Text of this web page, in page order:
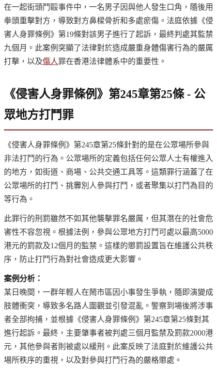
在一起街頭鬥毆事件中，一名男子因與他人發生口角，隨後用
拳頭重擊對方，導致對方鼻樑骨折和多處瘀傷。法庭依據《侵
害人身罪條例》第19條對該男子進行了起訴，最終判處其監禁
九個月。此案例突顯了法律對於造成嚴重身體傷害行為的嚴厲
打擊，以及傷人罪在香港法律體系中的重要性。
《侵害人身罪條例》第245章第25條 - 公
眾地方打鬥罪
《侵害人身罪條例》第245章第25條針對的是在公眾場所參與
非法打鬥的行為。公眾場所的定義包括任何公眾人士有權進入
的地方，如街道、商場、公共交通工具等。這類罪行涵蓋了在
公眾場所的打鬥、挑釁別人參與打鬥，或者聚集以打鬥為目的
等行為。
此罪行的刑罰雖然不如其他襲擊罪名嚴厲，但其潛在的社會危
害性不容忽視。根據法例，參與公眾地方打鬥可處以最高5000
港元的罰款及12個月的監禁。這樣的懲罰設置旨在維護公共秩
序，防止打鬥行為對社會造成更大影響。
案例分析：
某日晚間，一群年輕人在鬧市區因小事發生爭執，隨即演變成
肢體衝突，導致多名路人圍觀並引發混亂。警察到場後將涉事
者全部拘捕，並根據《侵害人身罪條例》第245章第25條對其
進行起訴。最終，主要肇事者被判處三個月監禁及罰款2000港
元，其他參與者則被處以緩刑。此案反映了法庭對於維護公共
場所秩序的重視，以及對參與打鬥行為的嚴格懲處。